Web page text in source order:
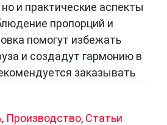
и практические аспекты
пропорций и
помогут избежать
и создадут гармонию в
заказывать
, Производство, Статьи